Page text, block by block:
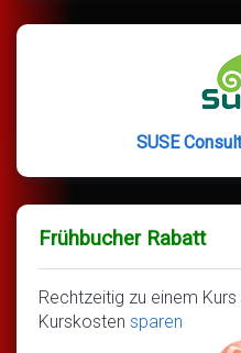
SUSE
Frühbucher Rabatt
Rechtzeitig zu einem
Kurskosten sparen